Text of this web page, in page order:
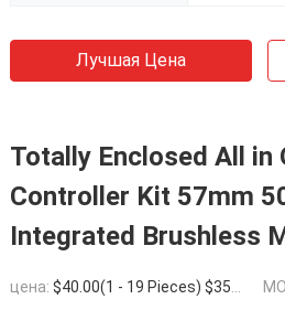
Лучшая Цена
Totally Enclosed All in
Controller Kit 57mm
Integrated Brushless
цена: $40.00(1 - 19 Pieces) $35.00(20 - 49 Pieces) $33.00(50 - 99 Pieces) $30.00(>=100 Pieces)